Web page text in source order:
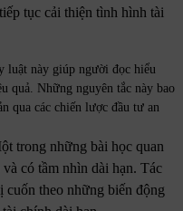
tục cải thiện tình hình tài
luật này giúp người đọc hiểu
quả. Những nguyên tắc này bao
qua các chiến lược đầu tư an
trong những bài học quan
có tầm nhìn dài hạn. Tác
cuốn theo những biến động